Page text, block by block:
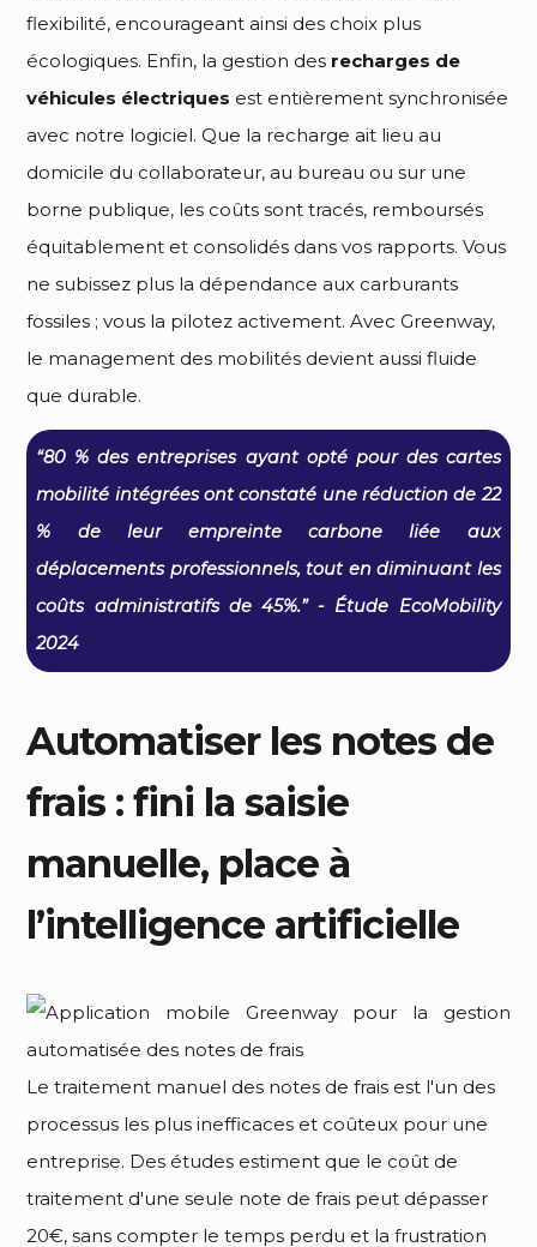
flexibilité, encourageant ainsi des choix plus
écologiques. Enfin, la gestion des recharges de
véhicules électriques est entièrement synchronisée
avec notre logiciel. Que la recharge ait lieu au
domicile du collaborateur, au bureau ou sur une
borne publique, les coûts sont tracés, remboursés
équitablement et consolidés dans vos rapports. Vous
ne subissez plus la dépendance aux carburants
fossiles ; vous la pilotez activement. Avec Greenway,
le management des mobilités devient aussi fluide
que durable.
“80 % des entreprises ayant opté pour des cartes
mobilité intégrées ont constaté une réduction de 22
% de leur empreinte carbone liée aux
déplacements professionnels, tout en diminuant les
coûts administratifs de 45%.” - Étude EcoMobility
2024
Automatiser les notes de
frais : fini la saisie
manuelle, place à
l’intelligence artificielle
Le traitement manuel des notes de frais est l'un des
processus les plus inefficaces et coûteux pour une
entreprise. Des études estiment que le coût de
traitement d'une seule note de frais peut dépasser
20€, sans compter le temps perdu et la frustration